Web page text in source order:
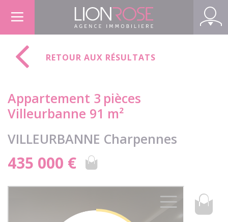
RETOUR AUX RÉSULTATS
Appartement 3 pièces
Villeurbanne 91 m²
VILLEURBANNE Charpennes
435 000 €
Panneau de gestion des cookies